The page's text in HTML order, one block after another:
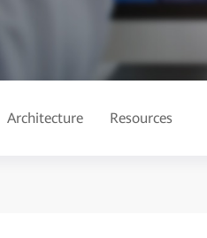
Architecture Resources